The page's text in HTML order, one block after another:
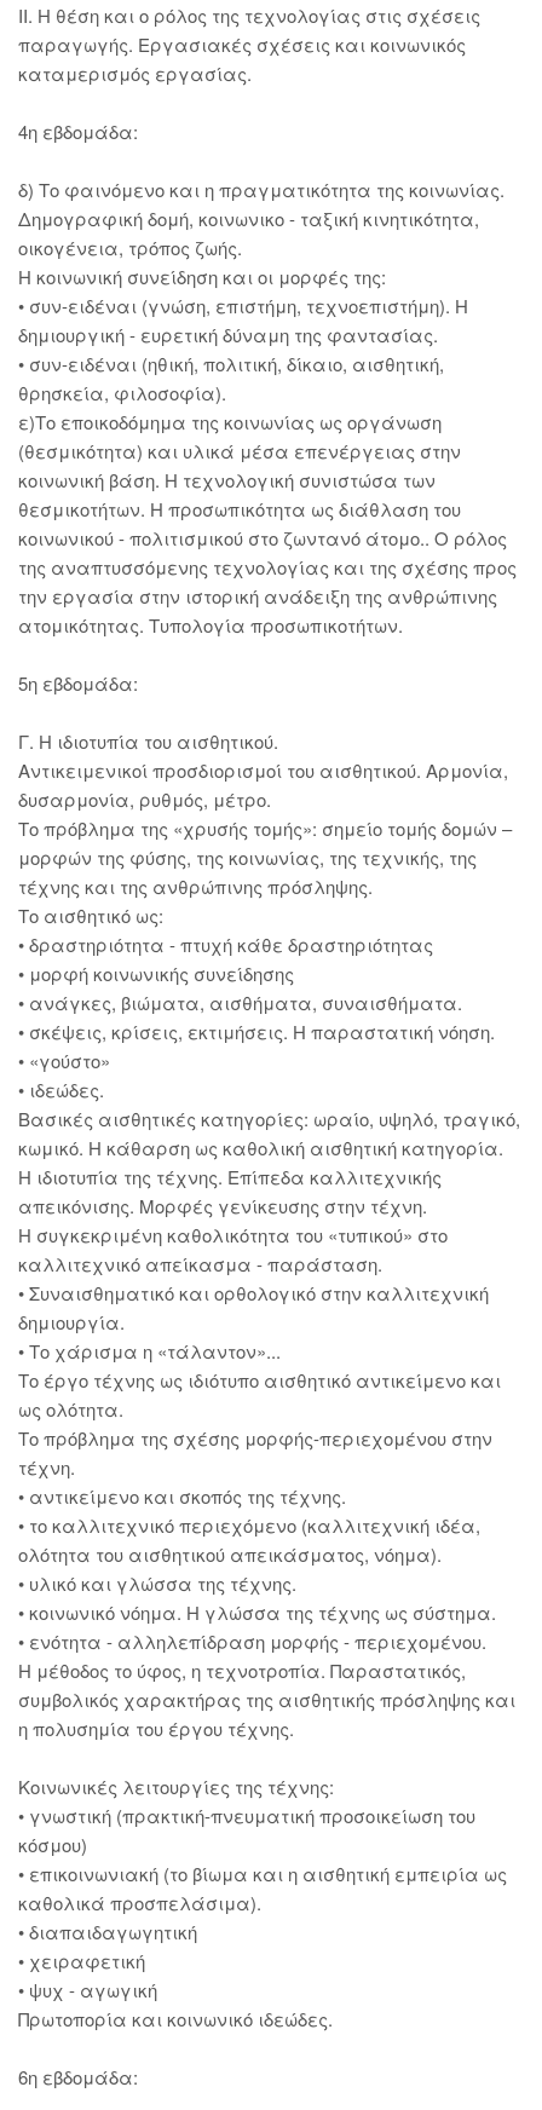
ΙΙ. Η θέση και ο ρόλος της τεχνολογίας στις σχέσεις
παραγωγής. Εργασιακές σχέσεις και κοινωνικός
καταμερισμός εργασίας.
4η εβδομάδα:
δ) Το φαινόμενο και η πραγματικότητα της κοινωνίας.
Δημογραφική δομή, κοινωνικο - ταξική κινητικότητα,
οικογένεια, τρόπος ζωής.
Η κοινωνική συνείδηση και οι μορφές της:
• συν-ειδέναι (γνώση, επιστήμη, τεχνοεπιστήμη). Η
δημιουργική - ευρετική δύναμη της φαντασίας.
• συν-ειδέναι (ηθική, πολιτική, δίκαιο, αισθητική,
θρησκεία, φιλοσοφία).
ε)Το εποικοδόμημα της κοινωνίας ως οργάνωση
(θεσμικότητα) και υλικά μέσα επενέργειας στην
κοινωνική βάση. Η τεχνολογική συνιστώσα των
θεσμικοτήτων. Η προσωπικότητα ως διάθλαση του
κοινωνικού - πολιτισμικού στο ζωντανό άτομο.. Ο ρόλος
της αναπτυσσόμενης τεχνολογίας και της σχέσης προς
την εργασία στην ιστορική ανάδειξη της ανθρώπινης
ατομικότητας. Τυπολογία προσωπικοτήτων.
5η εβδομάδα:
Γ. Η ιδιοτυπία του αισθητικού.
Αντικειμενικοί προσδιορισμοί του αισθητικού. Αρμονία,
δυσαρμονία, ρυθμός, μέτρο.
Το πρόβλημα της «χρυσής τομής»: σημείο τομής δομών –
μορφών της φύσης, της κοινωνίας, της τεχνικής, της
τέχνης και της ανθρώπινης πρόσληψης.
Το αισθητικό ως:
• δραστηριότητα - πτυχή κάθε δραστηριότητας
• μορφή κοινωνικής συνείδησης
• ανάγκες, βιώματα, αισθήματα, συναισθήματα.
• σκέψεις, κρίσεις, εκτιμήσεις. Η παραστατική νόηση.
• «γούστο»
• ιδεώδες.
Βασικές αισθητικές κατηγορίες: ωραίο, υψηλό, τραγικό,
κωμικό. Η κάθαρση ως καθολική αισθητική κατηγορία.
Η ιδιοτυπία της τέχνης. Επίπεδα καλλιτεχνικής
απεικόνισης. Μορφές γενίκευσης στην τέχνη.
Η συγκεκριμένη καθολικότητα του «τυπικού» στο
καλλιτεχνικό απείκασμα - παράσταση.
• Συναισθηματικό και ορθολογικό στην καλλιτεχνική
δημιουργία.
• Το χάρισμα η «τάλαντον»...
Το έργο τέχνης ως ιδιότυπο αισθητικό αντικείμενο και
ως ολότητα.
Το πρόβλημα της σχέσης μορφής-περιεχομένου στην
τέχνη.
• αντικείμενο και σκοπός της τέχνης.
• το καλλιτεχνικό περιεχόμενο (καλλιτεχνική ιδέα,
ολότητα του αισθητικού απεικάσματος, νόημα).
• υλικό και γλώσσα της τέχνης.
• κοινωνικό νόημα. Η γλώσσα της τέχνης ως σύστημα.
• ενότητα - αλληλεπίδραση μορφής - περιεχομένου.
Η μέθοδος το ύφος, η τεχνοτροπία. Παραστατικός,
συμβολικός χαρακτήρας της αισθητικής πρόσληψης και
η πολυσημία του έργου τέχνης.
Κοινωνικές λειτουργίες της τέχνης:
• γνωστική (πρακτική-πνευματική προσοικείωση του
κόσμου)
• επικοινωνιακή (το βίωμα και η αισθητική εμπειρία ως
καθολικά προσπελάσιμα).
• διαπαιδαγωγητική
• χειραφετική
• ψυχ - αγωγική
Πρωτοπορία και κοινωνικό ιδεώδες.
6η εβδομάδα: